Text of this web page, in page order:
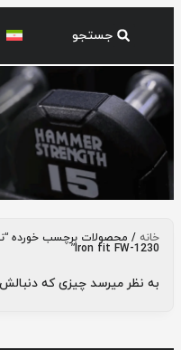
نیمکت باشگاهی
1230-Iron fit FW
خانه / محصولات برچسب خورده
1230-Iron fit FW”
به نظر میرسد چیزی که